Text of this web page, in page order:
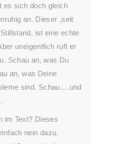
es sich doch gleich
an. Dieser ,seit
ist eine echte
uneigentlich ruft er
Schau an, was Du
an, was Deine
sind. Schau….und
im Text? Dieses
nein dazu.